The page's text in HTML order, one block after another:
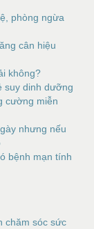
phòng ngừa
cân hiệu
không?
suy dinh dưỡng
cường miễn
nhưng nếu
bệnh mạn tính
chăm sóc sức